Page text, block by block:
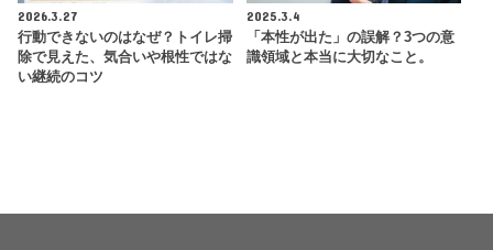
2026.3.27
行動できないのはなぜ？トイレ掃
除で見えた、気合いや根性ではな
い継続のコツ
2025.3.4
「本性が出た」の誤解？3つの意
識領域と本当に大切なこと。